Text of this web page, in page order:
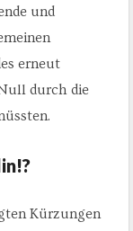
und
erneut
durch die
Kürzungen